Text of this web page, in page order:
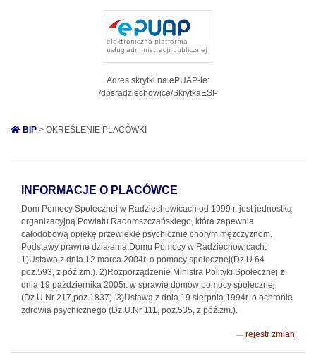
Adres skrytki na ePUAP-ie:
/dpsradziechowice/SkrytkaESP
BIP > OKREŚLENIE PLACÓWKI
INFORMACJE O PLACÓWCE
Dom Pomocy Społecznej w Radziechowicach od 1999 r. jest jednostką
organizacyjną Powiatu Radomszczańskiego, która zapewnia
całodobową opiekę przewlekle psychicznie chorym mężczyznom.
Podstawy prawne działania Domu Pomocy w Radziechowicach:
1)Ustawa z dnia 12 marca 2004r. o pomocy społecznej(Dz.U.64
poz.593, z póź.zm.). 2)Rozporządzenie Ministra Polityki Społecznej z
dnia 19 października 2005r. w sprawie domów pomocy społecznej
(Dz.U.Nr 217,poz.1837). 3)Ustawa z dnia 19 sierpnia 1994r. o ochronie
zdrowia psychicznego (Dz.U.Nr 111, poz.535, z póź.zm.).
rejestr zmian